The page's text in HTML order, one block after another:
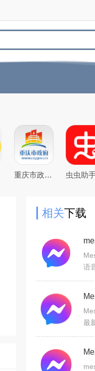
重庆市政府渝快办app官方版
相关下载
语
最